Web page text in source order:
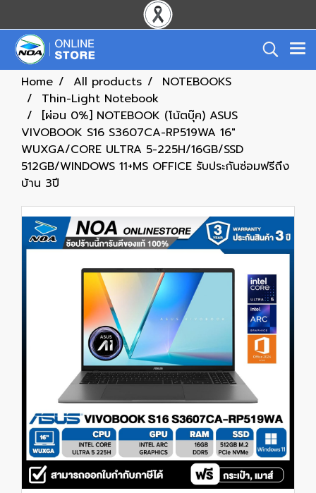
Home All products
NOTEBOOKS
Thin-Light Notebook
[ผ่อน 0%] NOTEBOOK (โน้ตบุ๊ค) ASUS
VIVOBOOK S16 S3607CA-RP519WA 16"
WUXGA/CORE ULTRA 5-225H/16GB/SSD
512GB/WINDOWS 11+MS OFFICE รับประกันซ่อมฟรีถึง
บ้าน 3ปี